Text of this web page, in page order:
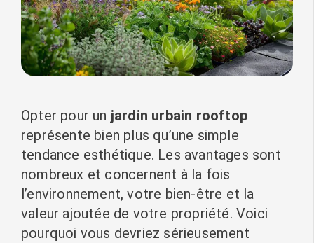
Opter pour un jardin urbain rooftop
représente bien plus qu’une simple
tendance esthétique. Les avantages sont
nombreux et concernent à la fois
l’environnement, votre bien-être et la
valeur ajoutée de votre propriété. Voici
pourquoi vous devriez sérieusement